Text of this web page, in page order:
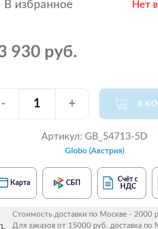
В избранное Нет
930 руб.
- + В
Артикул: GB_54713-5D
Globo (Австрия)
Карта СБП
Счёт с
НДС
Стоимость доставки по Москве - 2000
Для заказов от 15000 руб. доставка по